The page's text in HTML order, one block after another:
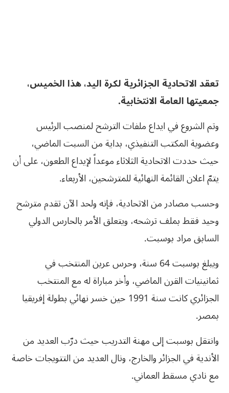
تعقد الاتحادية الجزائرية لكرة اليد، هذا الخميس،
جمعيتها العامة الانتخابية.
وتم الشروع في ايداع ملفات الترشح لمنصب الرئيس
وعضوية المكتب التنفيذي، بداية من السبت الماضي،
حيث حددت الاتحادية الثلاثاء موعداً لإيداع الطعون، على أن
يتمّ اعلان القائمة النهائية للمترشحين، الأربعاء.
وحسب مصادر من الاتحادية، فإنه ولحد الآن تقدم مترشح
وحيد فقط بملف ترشحه، ويتعلق الأمر بالحارس الدولي
السابق مراد بوسبت.
ويبلغ بوسبت 64 سنة، وحرس عرين المنتخب في
ثمانينيات القرن الماضي، وأخر مباراة له مع المنتخب
الجزائري كانت سنة 1991 حين خسر نهائي بطولة إفريقيا
بمصر.
وانتقل بوسبت إلى مهنة التدريب حيث درّب العديد من
الأندية في الجزائر والخارج، ونال العديد من التتويجات خاصة
مع نادي مسقط العماني.